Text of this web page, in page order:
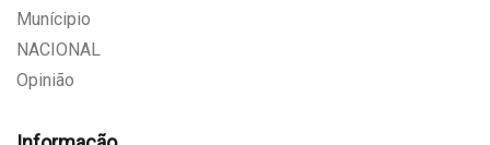
Munícipio
NACIONAL
Opinião